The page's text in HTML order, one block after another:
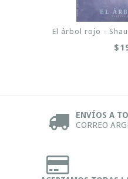
El árbol rojo -
ENVÍOS A
CORREO